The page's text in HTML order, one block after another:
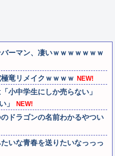
ーマン、凄いｗｗｗｗｗｗｗ
竜リメイクｗｗｗｗ NEW!
小中学生にしか売らない」
」
NEW!
ドラゴンの名前わかるやつい
いな青春を送りたいなっっっ